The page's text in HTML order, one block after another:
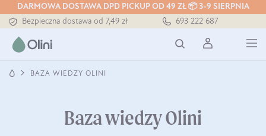
DARMOWA DOSTAWA DPD PICKUP OD 49 ZŁ 📦 3-9 SIERPNIA
Bezpieczna dostawa od 7,49 zł
Darmowa dostawa od 199 zł
Tłoczony zawsze na zimno
693 222 687
BAZA WIEDZY OLINI
Baza wiedzy Olini